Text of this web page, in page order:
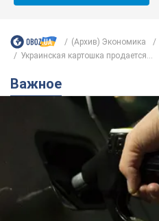
(Архив) Экономика
Украинская картошка продается...
Важное